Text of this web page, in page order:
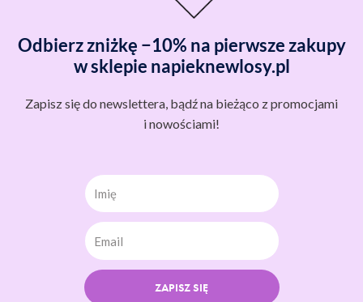
Odbierz zniżkę −10% na pierwsze zakupy
w sklepie napieknewlosy.pl
Zapisz się do newslettera, bądź na bieżąco z promocjami
i nowościami!
Imię
ZAPISZ SIĘ